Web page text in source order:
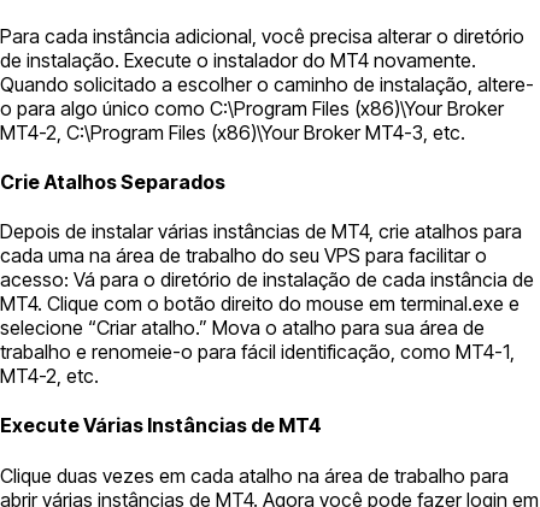
Para cada instância adicional, você precisa alterar o diretório
de instalação. Execute o instalador do MT4 novamente.
Quando solicitado a escolher o caminho de instalação, altere-
o para algo único como C:\Program Files (x86)\Your Broker
MT4-2, C:\Program Files (x86)\Your Broker MT4-3, etc.
Crie Atalhos Separados
Depois de instalar várias instâncias de MT4, crie atalhos para
cada uma na área de trabalho do seu VPS para facilitar o
acesso: Vá para o diretório de instalação de cada instância de
MT4. Clique com o botão direito do mouse em terminal.exe e
selecione “Criar atalho.” Mova o atalho para sua área de
trabalho e renomeie-o para fácil identificação, como MT4-1,
MT4-2, etc.
Execute Várias Instâncias de MT4
Clique duas vezes em cada atalho na área de trabalho para
abrir várias instâncias de MT4. Agora você pode fazer login em